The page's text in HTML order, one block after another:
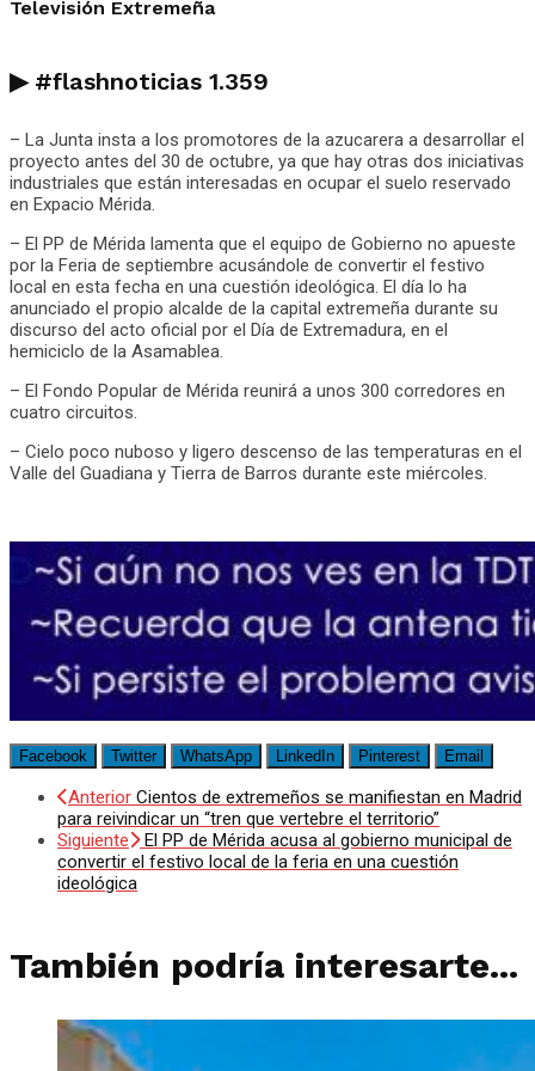
Televisión Extremeña
▶ #flashnoticias 1.359
– La Junta insta a los promotores de la azucarera a desarrollar el
proyecto antes del 30 de octubre, ya que hay otras dos iniciativas
industriales que están interesadas en ocupar el suelo reservado
en Expacio Mérida.
– El PP de Mérida lamenta que el equipo de Gobierno no apueste
por la Feria de septiembre acusándole de convertir el festivo
local en esta fecha en una cuestión ideológica. El día lo ha
anunciado el propio alcalde de la capital extremeña durante su
discurso del acto oficial por el Día de Extremadura, en el
hemiciclo de la Asamablea.
– El Fondo Popular de Mérida reunirá a unos 300 corredores en
cuatro circuitos.
– Cielo poco nuboso y ligero descenso de las temperaturas en el
Valle del Guadiana y Tierra de Barros durante este miércoles.
Facebook Twitter WhatsApp LinkedIn Pinterest Email
Anterior Cientos de extremeños se manifiestan en Madrid
para reivindicar un “tren que vertebre el territorio”
Siguiente
El PP de Mérida acusa al gobierno municipal de
convertir el festivo local de la feria en una cuestión
ideológica
También podría interesarte...